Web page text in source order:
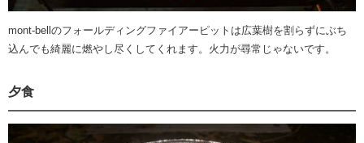
mont-bellのフォールディングファイアーピットは広葉樹を割らずにぶち
込んでも綺麗に燃やし尽くしてくれます。火力が尋常じゃないです。
夕食